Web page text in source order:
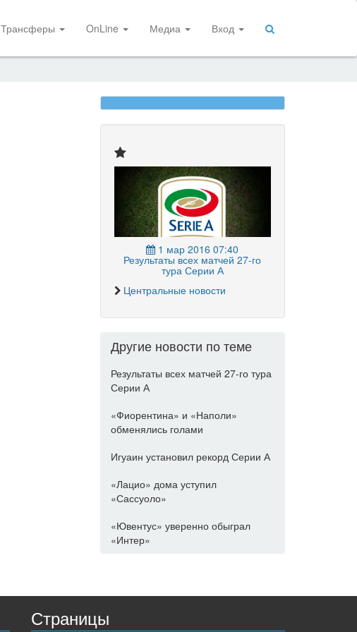
Трансферы OnLine Медиа Вход
1 мар 2016 07:40
Результаты всех матчей 27-го
тура Серии А
Центральные новости
Другие новости по теме
Результаты всех матчей 27-го тура
Серии А
«Фиорентина» и «Наполи»
обменялись голами
Игуаин установил рекорд Серии А
«Лацио» дома уступил
«Сассуоло»
«Ювентус» уверенно обыграл
«Интер»
Страницы